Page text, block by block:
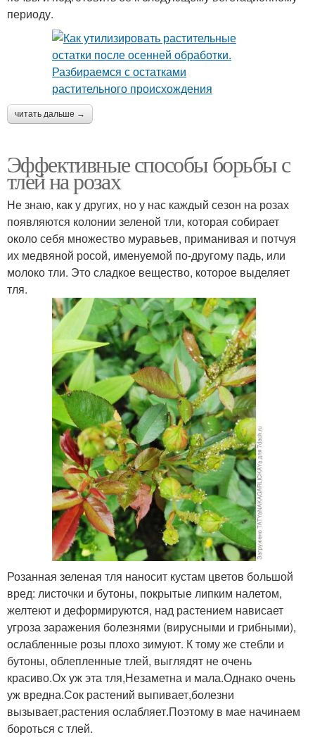
периоду.
читать дальше →
Эффективные способы борьбы с
тлей на розах
Не знаю, как у других, но у нас каждый сезон на розах
появляются колонии зеленой тли, которая собирает
около себя множество муравьев, приманивая и потчуя
их медвяной росой, именуемой по-другому падь, или
молоко тли. Это сладкое вещество, которое выделяет
тля.
Розанная зеленая тля наносит кустам цветов большой
вред: листочки и бутоны, покрытые липким налетом,
желтеют и деформируются, над растением нависает
угроза заражения болезнями (вирусными и грибными),
ослабленные розы плохо зимуют. К тому же стебли и
бутоны, облепленные тлей, выглядят не очень
красиво.Ох уж эта тля,Незаметна и мала.Однако очень
уж вредна.Сок растений выпивает,болезни
вызывает,растения ослабляет.Поэтому в мае начинаем
бороться с тлей.